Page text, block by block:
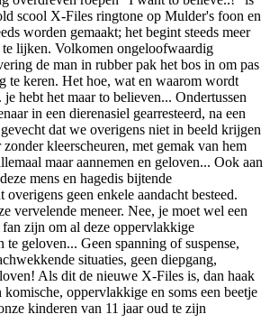
scool X-Files ringtone op Mulder's foon en
worden gemaakt; het begint steeds meer
te lijken. Volkomen ongeloofwaardig
de man in rubber pak het bos in om pas
te keren. Het hoe, wat en waarom wordt
hebt het maar to believen... Ondertussen
in een dierenasiel gearresteerd, na een
dat we overigens niet in beeld krijgen
kleerscheuren, met gemak van hem
maar aannemen en geloven... Ook aan
mens en hagedis bijtende
overigens geen enkele aandacht besteed.
vervelende meneer. Nee, je moet wel een
zijn om al deze oppervlakkige
geloven... Geen spanning of suspense,
situaties, geen diepgang,
Als dit de nieuwe X-Files is, dan haak
oppervlakkige en soms een beetje
kinderen van 11 jaar oud te zijn